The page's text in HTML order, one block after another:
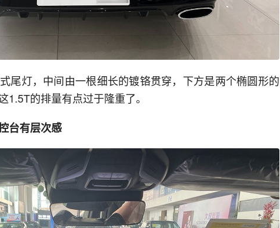
尾灯，中间由一根细长的镀铬贯穿，下方是两个椭圆形的
1.5T的排量有点过于隆重了。
台有层次感